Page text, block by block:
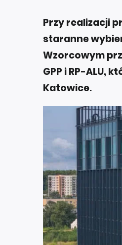
Przy realizacji
staranne
Wzorcowym
GPP i RP-ALU,
Katowice.